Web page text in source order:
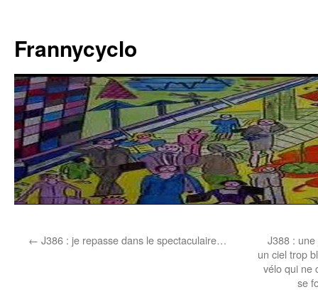
contenu
Frannycyclo
← J386 : je repasse dans le spectaculaire…
J388 :
un ciel trop
vélo qui ne
se